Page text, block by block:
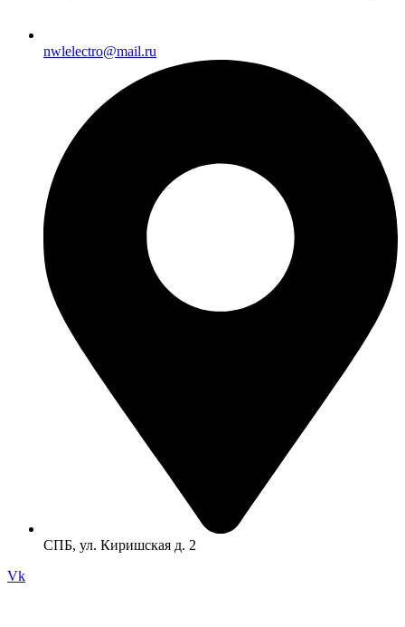
nwlelectro@mail.ru
СПБ, ул. Киришская д. 2
Vk